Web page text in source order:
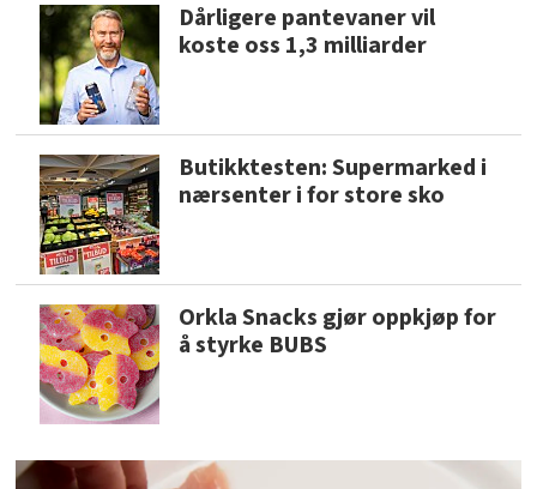
Dårligere pantevaner vil
koste oss 1,3 milliarder
Butikktesten: Supermarked i
nærsenter i for store sko
Orkla Snacks gjør oppkjøp for
å styrke BUBS